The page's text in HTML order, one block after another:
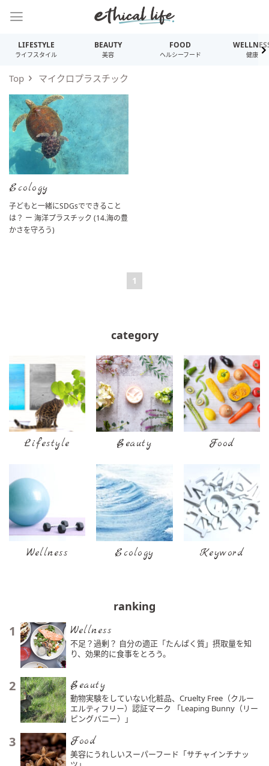
LIFESTYLE
ライフスタイル
BEAUTY
美容
FOOD
ヘルシーフード 健康
Top マイクロプラスチック
Ecology
子どもと一緒にSDGsでできること
は？ ー 海洋プラスチック (14.海の豊
かさを守ろう)
1
category
Lifestyle Beauty Food
Wellness Ecology Keyword
ranking
1 Wellness
不足？過剰？ 自分の適正「たんぱく質」摂取量を知
り、効果的に食事をとろう。
2 Beauty
動物実験をしていない化粧品、Cruelty Free（クルー
エルティフリー）認証マーク 「Leaping Bunny（リー
ピングバニー）」
3 Food
美容にうれしいスーパーフード「サチャインチナッ